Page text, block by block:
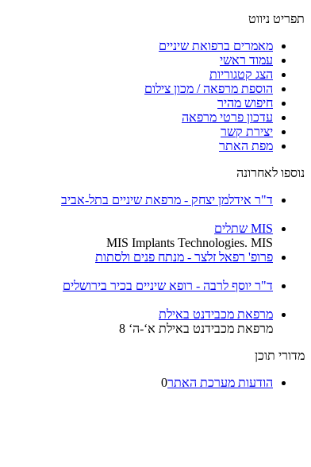
תפריט ניווט
מאמרים ברפואת שיניים
עמוד ראשי
הצג קטגוריות
הוספת מרפאה / מכון צילום
חיפוש מהיר
עדכון פרטי מרפאה
יצירת קשר
מפת האתר
נוספו לאחרונה
ד"ר אידלמן יצחק - מרפאת שיניים בתל-אביב
MIS שתלים
MIS Implants Technologies. MIS
פרופ' רפאל זלצר - מנתח פנים ולסתות
ד"ר יוסף לרבה - רופא שיניים בכיר בירושלים
מרפאת מכבידנט באילת
מרפאת מכבידנט באילת א‘-ה‘ 8
מדורי תוכן
הודעות מערכת האתר0